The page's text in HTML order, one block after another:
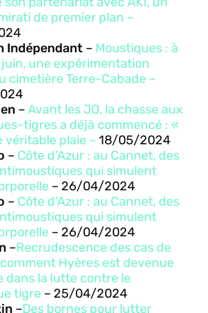
de premier plan –
Indépendant – Moustiques : à
une expérimentation
cimetière Terre-Cabade –
– Avant les JO, la chasse aux
tigres a déjà commencé : «
véritable plaie – 18/05/2024
– Côte d’Azur : au Cannet, des
qui simulent
– 26/04/2024
– Côte d’Azur : au Cannet, des
qui simulent
– 26/04/2024
–Recrudescence des cas de
Hyères est devenue
dans la lutte contre le
tigre– 25/04/2024
–Des bornes pour lutter